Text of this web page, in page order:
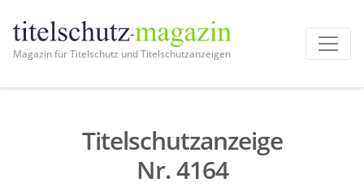
Magazin für Titelschutz und Titelschutzanzeigen
Titelschutzanzeige
Nr. 4164